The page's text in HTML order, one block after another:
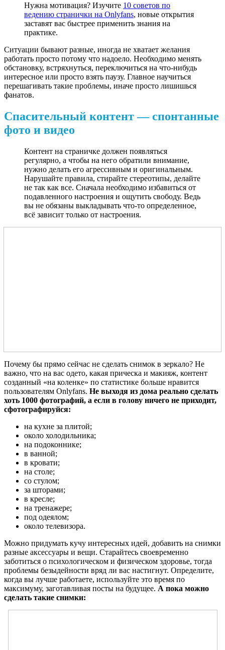
Нужна мотивация? Изучите 10 советов по
ведению странички на Onlyfans, новые открытия
заставят вас быстрее применить знания на
практике.
Ситуации бывают разные, иногда не хватает желания
работать просто потому что надоело. Необходимо менять
обстановку, встряхнуться, переключиться на что-нибудь
интересное или просто взять паузу. Главное научиться
перешагивать такие проблемы, иначе просто лишишься
фанатов.
Спасительный контент — спонтанные
фото и видео
Контент на страничке должен появляться
регулярно, а чтобы на него обратили внимание,
нужно делать его агрессивным и оригинальным.
Нарушайте правила, стирайте стереотипы, делайте
не так как все. Сначала необходимо избавиться от
подавленного настроения и ощутить свободу. Ведь
вы не обязаны выкладывать что-то определенное,
всё зависит только от настроения.
Почему бы прямо сейчас не сделать снимок в зеркало? Не
важно, что на вас одето, какая прическа и макияж, контент
созданный «на коленке» по статистике больше нравится
пользователям Onlyfans. Не выходя из дома реально сделать
хоть 1000 фотографий, а если в голову ничего не приходит,
сфотографируйся:
на кухне за плитой;
около холодильника;
на подоконнике;
в ванной;
в кровати;
на столе;
со стулом;
за шторами;
в кресле;
на тренажере;
под одеялом;
около телевизора.
Можно придумать кучу интересных идей, добавить на снимки
разные аксессуары и вещи. Старайтесь своевременно
заботиться о психологическом и физическом здоровье, тогда
проблемы безыдейности вряд ли вас настигнут. Определите,
когда вы лучше работаете, используйте это время по
максимуму, заготавливая посты на будущее. А пока можно
сделать такие снимки: